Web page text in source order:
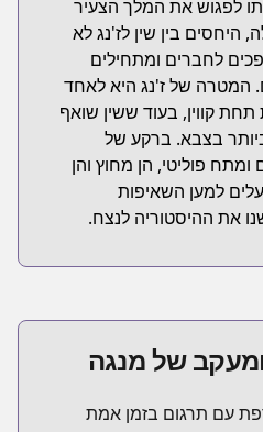
לפגוש את המלך הצעיר
היחסים בין שין לז'נג לא
לחברים ומתחילים
המטרה של ז'נג היא לאחד
קווין, בעוד ששין שואף
בצבא. ברקע של
פוליטי, הן מחוץ והן
למען השאיפות
את ההיסטוריה לנצח.
של מנגה
עם תרגום בזמן אמת